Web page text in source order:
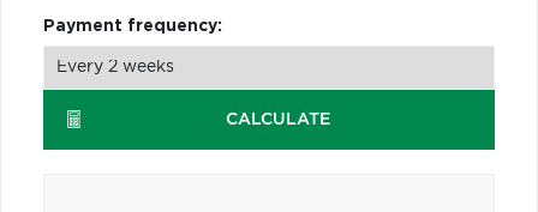
Payment frequency:
CALCULATE